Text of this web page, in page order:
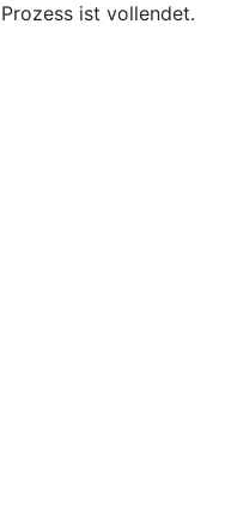
ist vollendet.